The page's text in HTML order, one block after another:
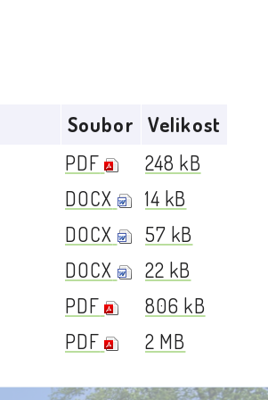
Soubor
Velikost
PDF
248 kB
DOCX
14 kB
DOCX
57 kB
DOCX
22 kB
PDF
806 kB
PDF
2 MB